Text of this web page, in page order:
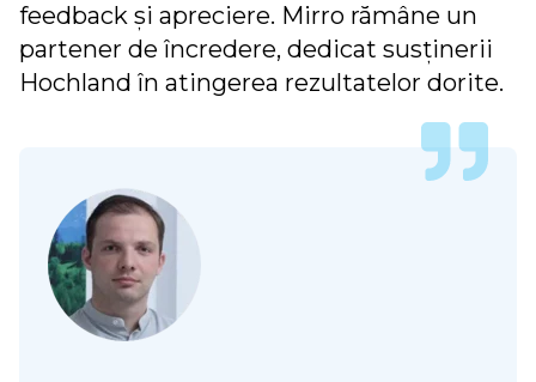
feedback și apreciere. Mirro rămâne un
partener de încredere, dedicat susținerii
Hochland în atingerea rezultatelor dorite.